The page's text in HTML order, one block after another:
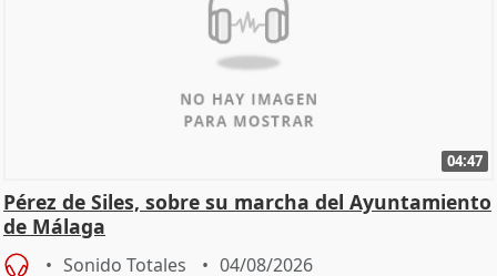
04:47
Pérez de Siles, sobre su marcha del Ayuntamiento
de Málaga
Sonido Totales 04/08/2026